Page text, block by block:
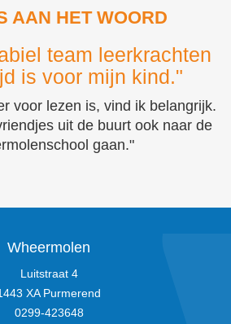
AAN HET WOORD
team leerkrachten
is voor mijn kind."
voor lezen is, vind ik belangrijk.
uit de buurt ook naar de
gaan."
Wheermolen
Luitstraat 4
XA Purmerend
0299-423648